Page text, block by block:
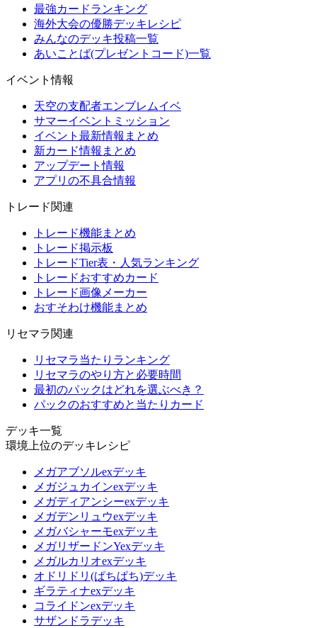
最強カードランキング
海外大会の優勝デッキレシピ
みんなのデッキ投稿一覧
あいことば(プレゼントコード)一覧
イベント情報
天空の支配者エンブレムイベ
サマーイベントミッション
イベント最新情報まとめ
新カード情報まとめ
アップデート情報
アプリの不具合情報
トレード関連
トレード機能まとめ
トレード掲示板
トレードTier表・人気ランキング
トレードおすすめカード
トレード画像メーカー
おすそわけ機能まとめ
リセマラ関連
リセマラ当たりランキング
リセマラのやり方と必要時間
最初のパックはどれを選ぶべき？
パックのおすすめと当たりカード
デッキ一覧
環境上位のデッキレシピ
メガアブソルexデッキ
メガジュカインexデッキ
メガディアンシーexデッキ
メガデンリュウexデッキ
メガバシャーモexデッキ
メガリザードンYexデッキ
メガルカリオexデッキ
オドリドリ(ぱちぱち)デッキ
ギラティナexデッキ
コライドンexデッキ
サザンドラデッキ